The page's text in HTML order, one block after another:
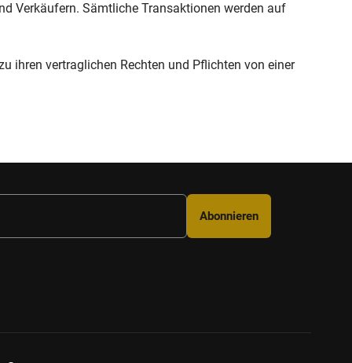
Verkäufern. Sämtliche Transaktionen werden auf
ihren vertraglichen Rechten und Pflichten von einer
Abonnieren